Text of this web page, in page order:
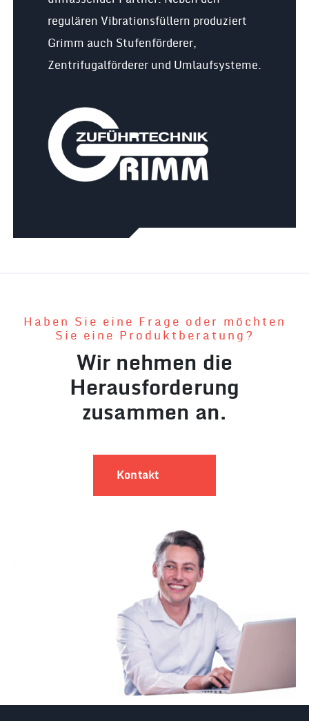
regulären Vibrationsfüllern produziert
Grimm auch Stufenförderer,
Zentrifugalförderer und Umlaufsysteme.
Haben Sie eine Frage oder möchten
Sie eine Produktberatung?
Wir nehmen die
Herausforderung
zusammen an.
Kontakt